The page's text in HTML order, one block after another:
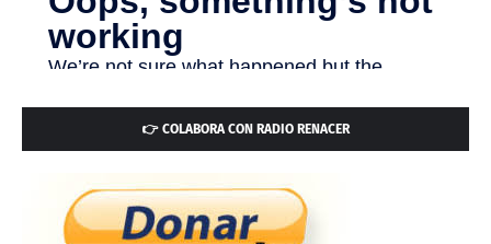
👉 COLABORA CON RADIO RENACER